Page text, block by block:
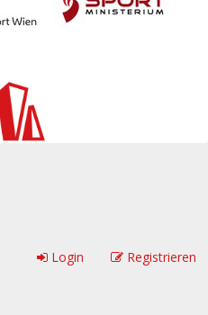
Login Registrieren